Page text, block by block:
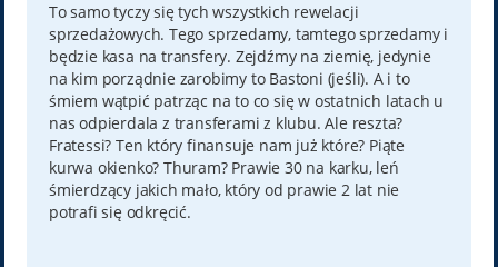
To samo tyczy się tych wszystkich rewelacji
sprzedażowych. Tego sprzedamy, tamtego sprzedamy i
będzie kasa na transfery. Zejdźmy na ziemię, jedynie
na kim porządnie zarobimy to Bastoni (jeśli). A i to
śmiem wątpić patrząc na to co się w ostatnich latach u
nas odpierdala z transferami z klubu. Ale reszta?
Fratessi? Ten który finansuje nam już które? Piąte
kurwa okienko? Thuram? Prawie 30 na karku, leń
śmierdzący jakich mało, który od prawie 2 lat nie
potrafi się odkręcić.